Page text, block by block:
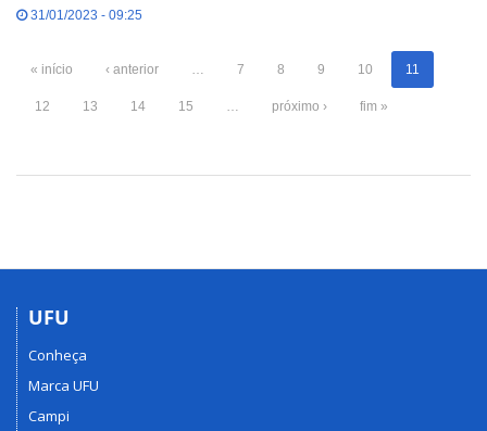
31/01/2023 - 09:25
« início ‹ anterior … 7 8 9 10 11
12 13 14 15 … próximo › fim »
UFU
Conheça
Marca UFU
Campi